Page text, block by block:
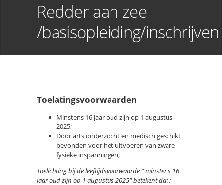
Redder aan zee
/basisopleiding/inschrijven
Toelatingsvoorwaarden
Minstens 16 jaar oud zijn op 1 augustus
2025;
Door arts onderzocht en medisch geschikt
bevonden voor het uitvoeren van zware
fysieke inspanningen;
Toelichting bij de leeftijdsvoorwaarde ” minstens 16
jaar oud zijn op 1 augustus 2025″ betekent dat :